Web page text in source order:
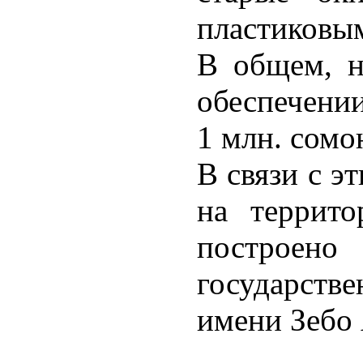
В общем,
1 млн.
В связи с
на
имени